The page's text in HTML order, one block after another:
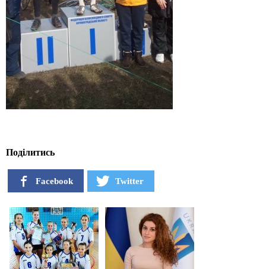
Поділитись
Facebook Twitter